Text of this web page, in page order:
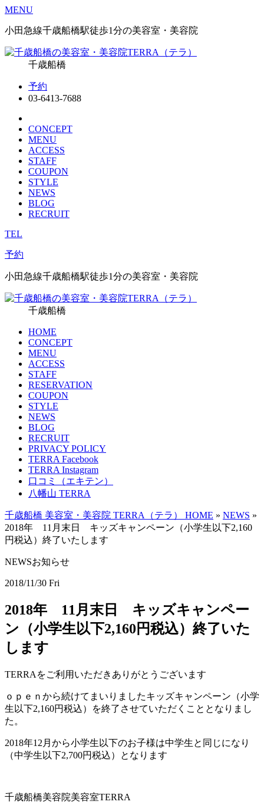
MENU
小田急線千歳船橋駅徒歩1分の美容室・美容院
千歳船橋
予約
03-6413-7688
CONCEPT
MENU
ACCESS
STAFF
COUPON
STYLE
NEWS
BLOG
RECRUIT
TEL
予約
小田急線千歳船橋駅徒歩1分の美容室 ・美容院
千歳船橋
HOME
CONCEPT
MENU
ACCESS
STAFF
RESERVATION
COUPON
STYLE
NEWS
BLOG
RECRUIT
PRIVACY POLICY
TERRA Facebook
TERRA Instagram
口コミ（エキテン）
八幡山 TERRA
千歳船橋 美容室・美容院 TERRA（テラ） HOME » NEWS »
2018年 11月末日 キッズキャンペーン（小学生以下2,160
円税込）終了いたします
NEWSお知らせ
2018/11/30 Fri
2018年 11月末日 キッズキャンペー
ン（小学生以下2,160円税込）終了いた
します
TERRAをご利用いただきありがとうございます
ｏｐｅｎから続けてまいりましたキッズキャンペーン（小学
生以下2,160円税込）を終了させていただくこととなりまし
た。
2018年12月から小学生以下のお子様は中学生と同じになり
（中学生以下2,700円税込）となります
千歳船橋美容院美容室TERRA